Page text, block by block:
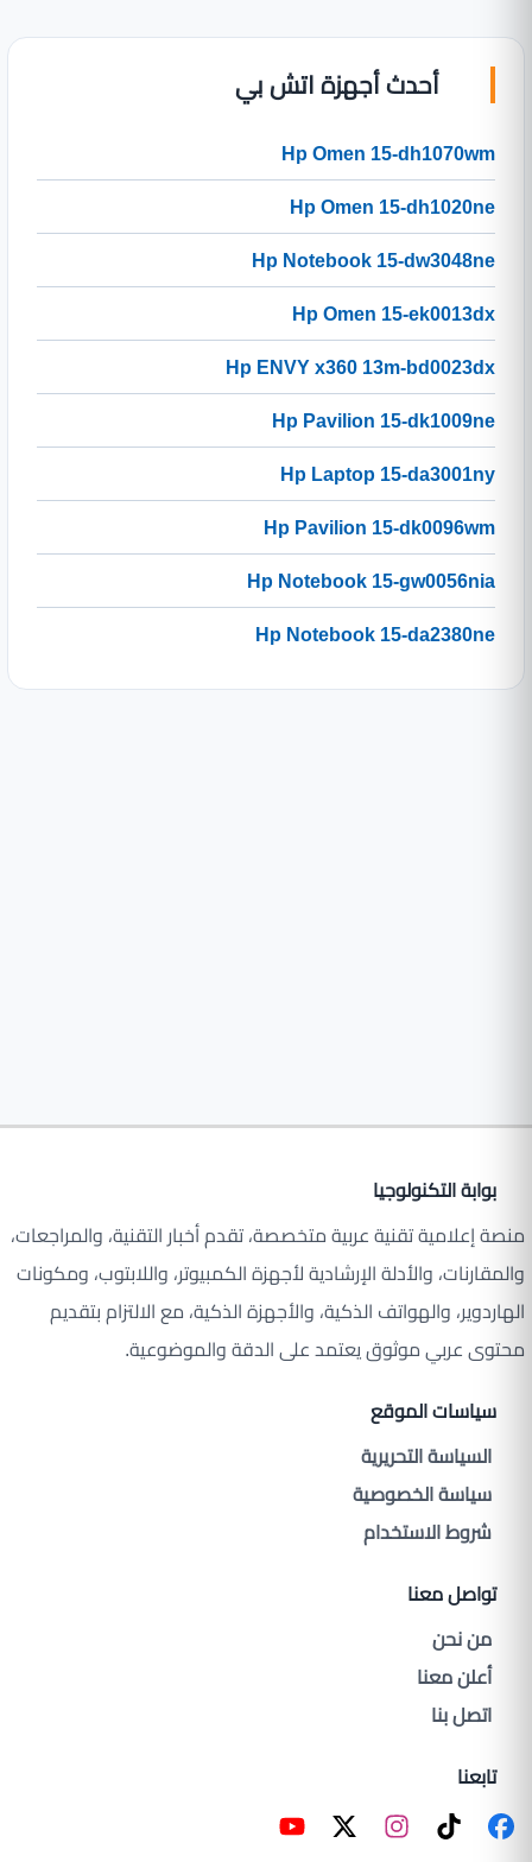
أحدث أجهزة اتش بي
Hp Omen 15-dh1070wm
Hp Omen 15-dh1020ne
Hp Notebook 15-dw3048ne
Hp Omen 15-ek0013dx
Hp ENVY x360 13m-bd0023dx
Hp Pavilion 15-dk1009ne
Hp Laptop 15-da3001ny
Hp Pavilion 15-dk0096wm
Hp Notebook 15-gw0056nia
Hp Notebook 15-da2380ne
بوابة التكنولوجيا
منصة إعلامية تقنية عربية متخصصة، تقدم أخبار التقنية، والمراجعات،
والمقارنات، والأدلة الإرشادية لأجهزة الكمبيوتر، واللابتوب، ومكونات
الهاردوير، والهواتف الذكية، والأجهزة الذكية، مع الالتزام بتقديم
محتوى عربي موثوق يعتمد على الدقة والموضوعية.
سياسات الموقع
السياسة التحريرية
سياسة الخصوصية
شروط الاستخدام
تواصل معنا
من نحن
أعلن معنا
اتصل بنا
تابعنا